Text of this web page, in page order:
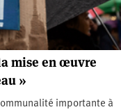
mise en œuvre
»
importante à